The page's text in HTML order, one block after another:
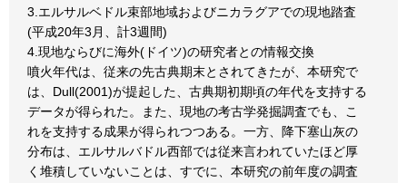
3.エルサルベドル束部地域およびニカラグアでの現地踏査
(平成20年3月、計3週間)
4.現地ならびに海外(ドイツ)の研究者との情報交換
噴火年代は、従来の先古典期末とされてきたが、本研究で
は、Dull(2001)が提起した、古典期初期頃の年代を支持する
データが得られた。また、現地の考古学発掘調査でも、こ
れを支持する成果が得られつつある。一方、降下塞山灰の
分布は、エルサルバドル西部では従来言われていたほど厚
く堆積していないことは、すでに、本研究の前年度の調査